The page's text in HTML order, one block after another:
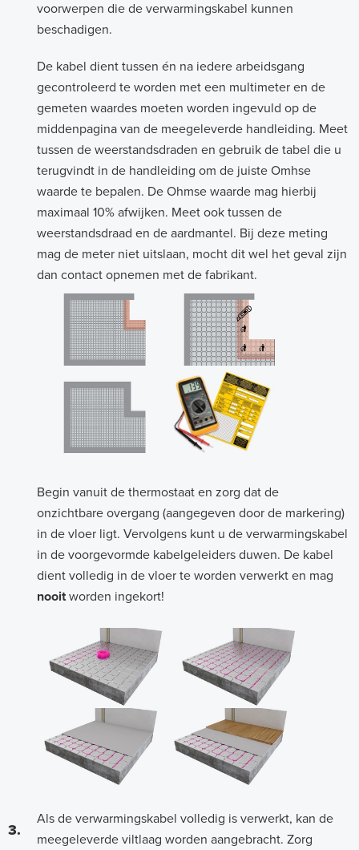
voorwerpen die de verwarmingskabel kunnen
beschadigen.
De kabel dient tussen én na iedere arbeidsgang
gecontroleerd te worden met een multimeter en de
gemeten waardes moeten worden ingevuld op de
middenpagina van de meegeleverde handleiding. Meet
tussen de weerstandsdraden en gebruik de tabel die u
terugvindt in de handleiding om de juiste Omhse
waarde te bepalen. De Ohmse waarde mag hierbij
maximaal 10% afwijken. Meet ook tussen de
weerstandsdraad en de aardmantel. Bij deze meting
mag de meter niet uitslaan, mocht dit wel het geval zijn
dan contact opnemen met de fabrikant.
Begin vanuit de thermostaat en zorg dat de
onzichtbare overgang (aangegeven door de markering)
in de vloer ligt. Vervolgens kunt u de verwarmingskabel
in de voorgevormde kabelgeleiders duwen. De kabel
dient volledig in de vloer te worden verwerkt en mag
nooitworden ingekort!
3.
Als de verwarmingskabel volledig is verwerkt, kan de
meegeleverde viltlaag worden aangebracht. Zorg